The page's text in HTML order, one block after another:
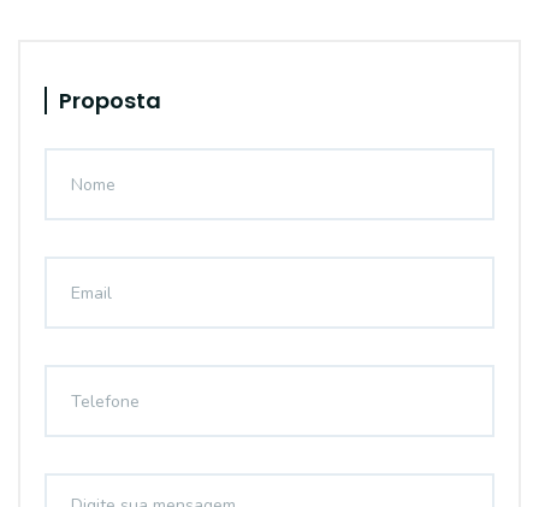
Proposta